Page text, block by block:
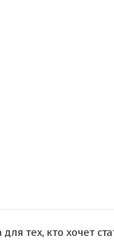
тех, кто хочет